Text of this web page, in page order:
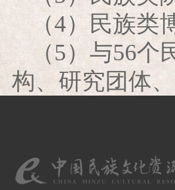
（4）民族
（5）与56
构、研究团体